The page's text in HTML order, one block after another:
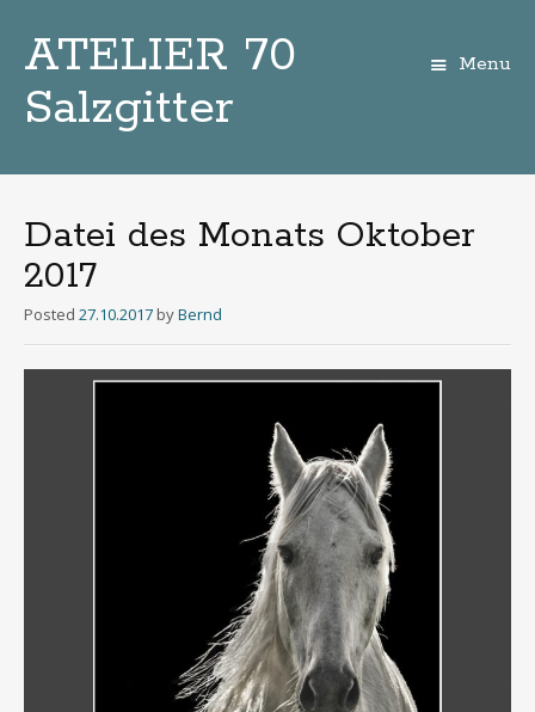
ATELIER 70
Salzgitter
Menu
Datei des Monats Oktober
2017
Posted 27.10.2017 byBernd